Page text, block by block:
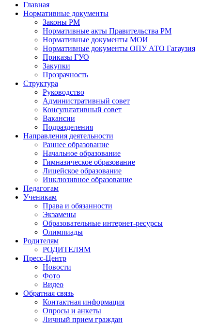
Главная
Нормативные документы
Законы РМ
Нормативные акты Правительства РМ
Нормативные документы МОИ
Нормативные документы ОПУ АТО Гагаузия
Приказы ГУО
Закупки
Прозрачность
Структура
Руководство
Административный совет
Консультативный совет
Вакансии
Подразделения
Направления деятельности
Раннее образование
Начальное образование
Гимназическое образование
Лицейское образование
Инклюзивное образование
Педагогам
Ученикам
Права и обязанности
Экзамены
Образовательные интернет-ресурсы
Олимпиады
Родителям
РОДИТЕЛЯМ
Пресс-Центр
Новости
Фото
Видео
Обратная связь
Контактная информация
Опросы и анкеты
Личный прием граждан